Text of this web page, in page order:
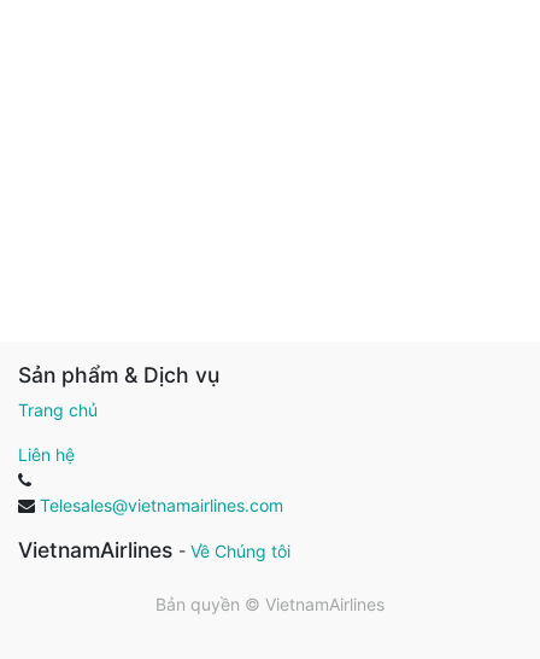
Sản phẩm & Dịch vụ
Trang chủ
Liên hệ
Telesales@vietnamairlines.com
VietnamAirlines - Về Chúng tôi
Bản quyền © VietnamAirlines